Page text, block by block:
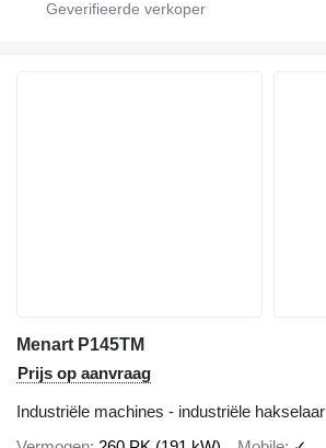
Menart P145TM
Prijs op aanvraag
Industriële machines - industriële hakselaar